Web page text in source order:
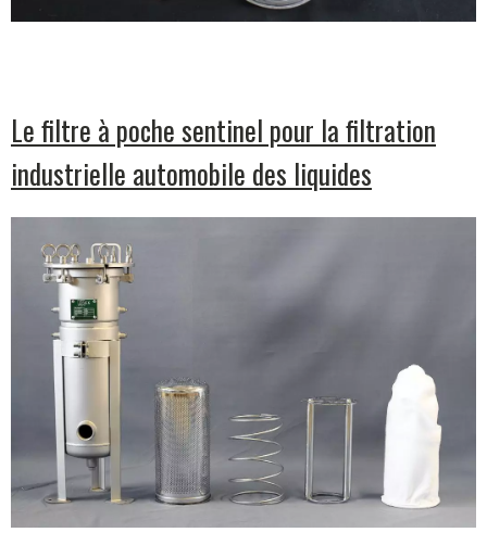
Le filtre à poche sentinel pour la filtration
industrielle automobile des liquides